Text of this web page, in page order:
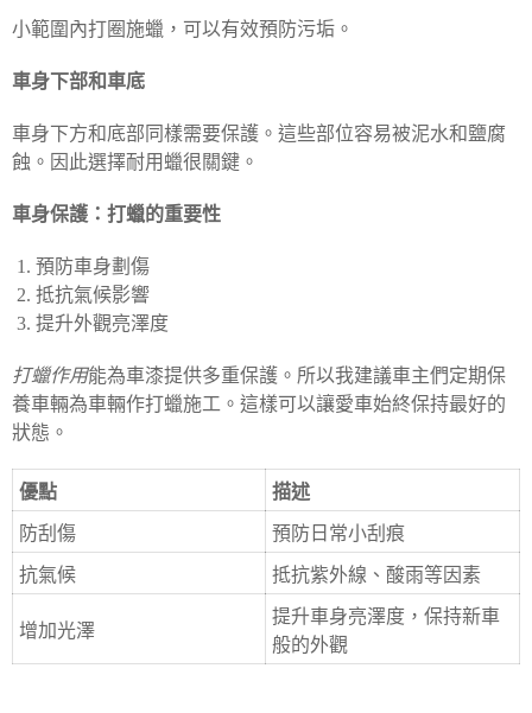
小範圍內打圈施蠟，可以有效預防污垢。
車身下部和車底
車身下方和底部同樣需要保護。這些部位容易被泥水和鹽腐
蝕。因此選擇耐用蠟很關鍵。
車身保護：打蠟的重要性
預防車身劃傷
抵抗氣候影響
提升外觀亮澤度
打蠟作用能為車漆提供多重保護。所以我建議車主們定期保
養車輛為車輛作打蠟施工。這樣可以讓愛車始終保持最好的
狀態。
優點 描述
防刮傷 預防日常小刮痕
抗氣候 抵抗紫外線、酸雨等因素
增加光澤
提升車身亮澤度，保持新車
般的外觀